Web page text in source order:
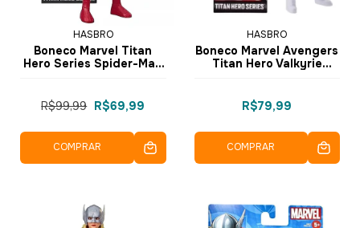
HASBRO
Boneco Marvel Titan
Hero Series Spider-Man
R$99,99 R$69,99
COMPRAR
HASBRO
Boneco Marvel Avengers
Titan Hero Valkyrie
R$79,99
COMPRAR